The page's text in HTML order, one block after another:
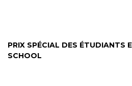
PRIX SPÉCIAL DES ÉTUDIANTS
SCHOOL